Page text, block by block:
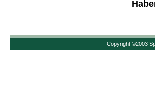
Copyright ©2003